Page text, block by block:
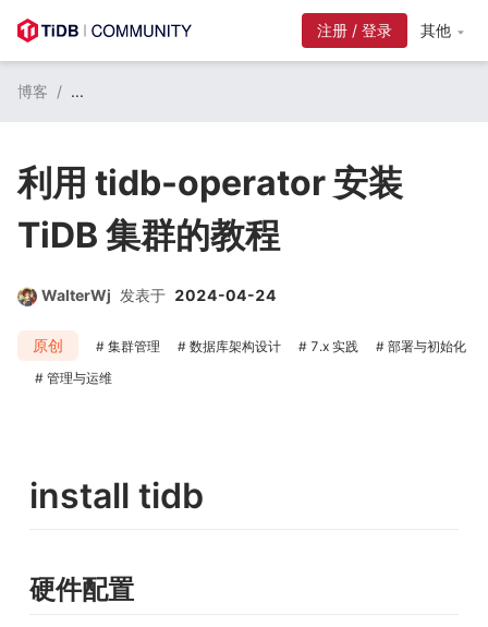
注册 / 登录 其他
博客 / ...
利用 tidb-operator 安装
TiDB 集群的教程
WalterWj 发表于 2024-04-24
原创 集群管理 数据库架构设计 7.x 实践
部署与初始化
管理与运维
install tidb
硬件配置